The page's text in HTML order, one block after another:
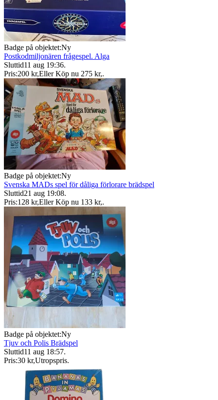
Badge på objektet:Ny
Postkodmiljonären frågespel. Alga
Sluttid11 aug 19:36.
Pris:200 kr,Eller Köp nu 275 kr,.
Badge på objektet:Ny
Svenska MADs spel för dåliga förlorare brädspel
Sluttid21 aug 19:08.
Pris:128 kr,Eller Köp nu 133 kr,.
Badge på objektet:Ny
Tjuv och Polis Brädspel
Sluttid11 aug 18:57.
Pris:30 kr,Utropspris.